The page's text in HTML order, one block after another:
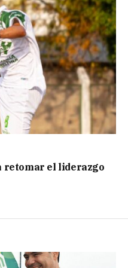
retomar el liderazgo